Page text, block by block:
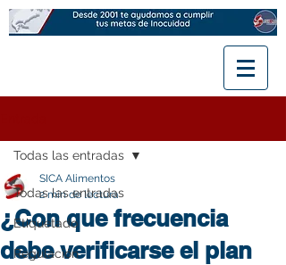
Todas las entradas
Etiquetado
Regulación
Todas las entradas
¿Con que frecuencia
debe verificarse el plan
SICA Alimentos
2 min de lectura